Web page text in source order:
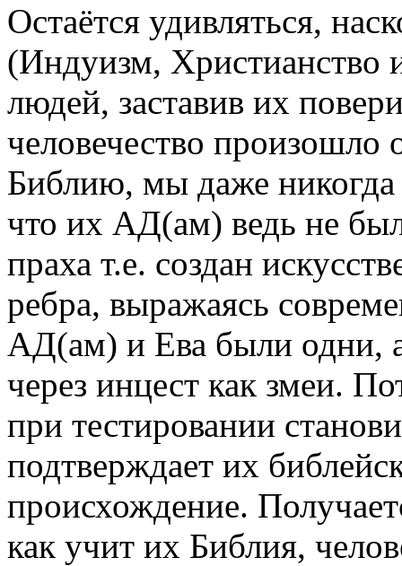
Остаётся удивляться,
(Индуизм, Христианство
людей, заставив их
человечество
Библию, мы даже
что их АД(ам) ведь не
праха т.е. создан
ребра, выражаясь
АД(ам) и Ева были одни,
через инцест как змеи.
при тестировании
подтверждает их
происхождение.
как учит их Библия,